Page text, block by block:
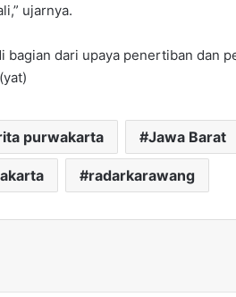
ujarnya.
dari upaya penertiban dan
purwakarta Jawa Barat
radarkarawang